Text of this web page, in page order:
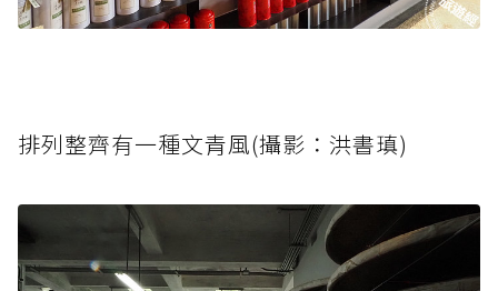
排列整齊有一種文青風(攝影：洪書瑱)